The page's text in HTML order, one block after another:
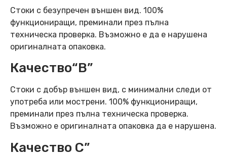
Стоки с безупречен външен вид. 100%
функциониращи, преминали през пълна
техническа проверка. Възможно е да е нарушена
оригиналната опаковка.
Качество“B”
Стоки с добър външен вид, с минимални следи от
употреба или мострени. 100% функциониращи,
преминали през пълна техническа проверка.
Възможно е оригиналната опаковка да е нарушена.
Качество C”